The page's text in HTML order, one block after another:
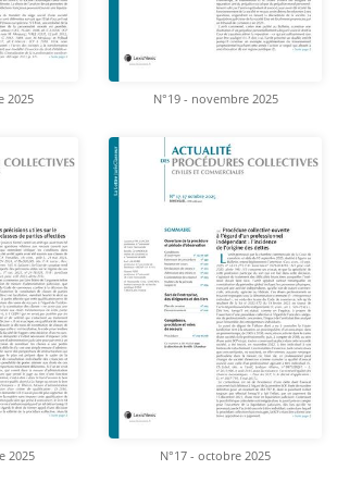
2025 N°19 - novembre 2025
2025 N°17 - octobre 2025